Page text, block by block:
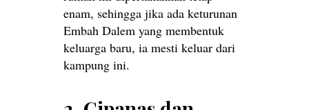
enam, sehingga jika ada keturunan
Embah Dalem yang membentuk
keluarga baru, ia mesti keluar dari
kampung ini.